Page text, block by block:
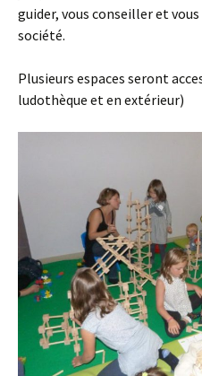
guider, vous conseiller et
société.
Plusieurs espaces seront
ludothèque et en extérieur)